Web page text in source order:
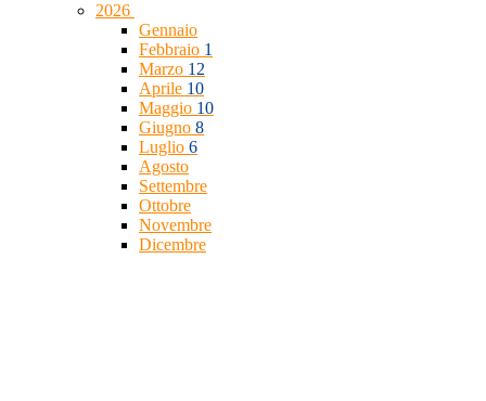
2026
Gennaio
Febbraio 1
Marzo 12
Aprile 10
Maggio 10
Giugno 8
Luglio 6
Agosto
Settembre
Ottobre
Novembre
Dicembre